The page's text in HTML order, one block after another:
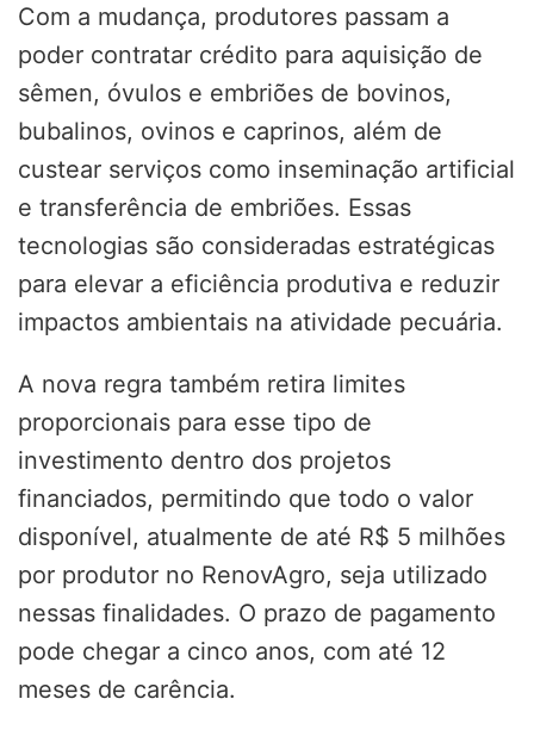
Com a mudança, produtores passam a
poder contratar crédito para aquisição de
sêmen, óvulos e embriões de bovinos,
bubalinos, ovinos e caprinos, além de
custear serviços como inseminação artificial
e transferência de embriões. Essas
tecnologias são consideradas estratégicas
para elevar a eficiência produtiva e reduzir
impactos ambientais na atividade pecuária.
A nova regra também retira limites
proporcionais para esse tipo de
investimento dentro dos projetos
financiados, permitindo que todo o valor
disponível, atualmente de até R$ 5 milhões
por produtor no RenovAgro, seja utilizado
nessas finalidades. O prazo de pagamento
pode chegar a cinco anos, com até 12
meses de carência.